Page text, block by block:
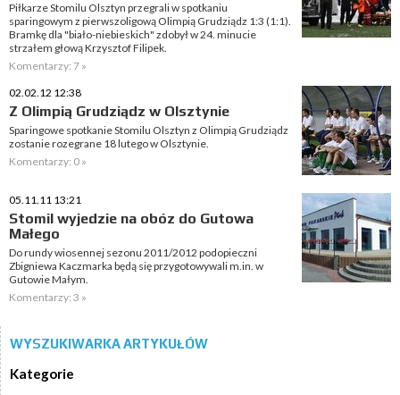
Piłkarze Stomilu Olsztyn przegrali w spotkaniu
sparingowym z pierwszoligową Olimpią Grudziądz 1:3 (1:1).
Bramkę dla "biało-niebieskich" zdobył w 24. minucie
strzałem głową Krzysztof Filipek.
Komentarzy: 7 »
02.02.12 12:38
Z Olimpią Grudziądz w Olsztynie
Sparingowe spotkanie Stomilu Olsztyn z Olimpią Grudziądz
zostanie rozegrane 18 lutego w Olsztynie.
Komentarzy: 0 »
05.11.11 13:21
Stomil wyjedzie na obóz do Gutowa
Małego
Do rundy wiosennej sezonu 2011/2012 podopieczni
Zbigniewa Kaczmarka będą się przygotowywali m.in. w
Gutowie Małym.
Komentarzy: 3 »
WYSZUKIWARKA ARTYKUŁÓW
Kategorie